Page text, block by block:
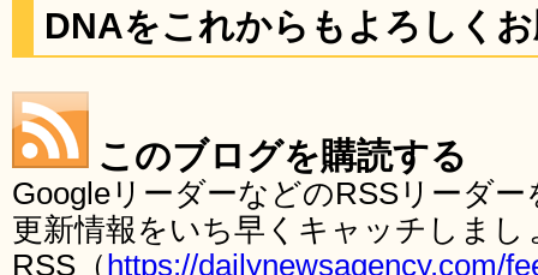
DNAをこれからもよろしく
このブログを購読する
GoogleリーダーなどのRSSリーダ
更新情報をいち早くキャッチしま
RSS（ https://dailynewsagency.com/